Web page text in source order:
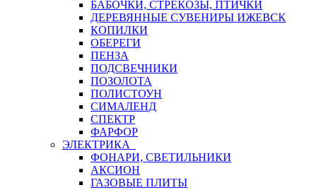
БАБОЧКИ, СТРЕКОЗЫ, ПТИЧКИ
ДЕРЕВЯННЫЕ СУВЕНИРЫ ИЖЕВСК
КОПИЛКИ
ОБЕРЕГИ
ПЕНЗА
ПОДСВЕЧНИКИ
ПОЗОЛОТА
ПОЛИСТОУН
СИМАЛЕНД
СПЕКТР
ФАРФОР
ЭЛЕКТРИКА
ФОНАРИ, СВЕТИЛЬНИКИ
АКСИОН
ГАЗОВЫЕ ПЛИТЫ